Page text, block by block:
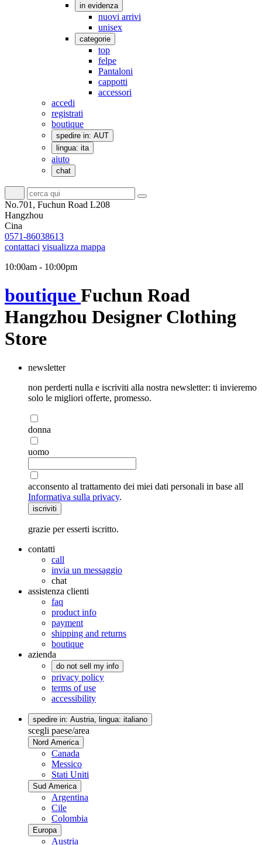
in evidenza
nuovi arrivi
unisex
categorie
top
felpe
Pantaloni
cappotti
accessori
accedi
registrati
boutique
spedire in: AUT
lingua: ita
aiuto
chat
No.701, Fuchun Road L208
Hangzhou
Cina
0571-86038613
contattaci visualizza mappa
10:00am - 10:00pm
boutique Fuchun Road
Hangzhou Designer Clothing
Store
newsletter
non perderti nulla e iscriviti alla nostra newsletter: ti invieremo
solo le migliori offerte, promesso.
donna
uomo
acconsento al trattamento dei miei dati personali in base all
Informativa sulla privacy.
iscriviti
grazie per esserti iscritto.
contatti
call
invia un messaggio
chat
assistenza clienti
faq
product info
payment
shipping and returns
boutique
azienda
do not sell my info
privacy policy
terms of use
accessibility
spedire in: Austria, lingua: italiano
scegli paese/area
Nord America
Canada
Messico
Stati Uniti
Sud America
Argentina
Cile
Colombia
Europa
Austria